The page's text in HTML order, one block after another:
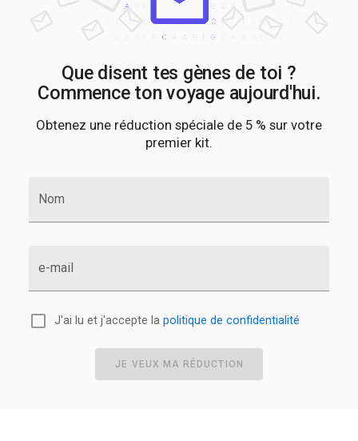
Que disent tes gènes de toi ?
Commence ton voyage aujourd'hui.
Obtenez une réduction spéciale de 5 % sur votre
premier kit.
Nom
e-mail
J'ai lu et j'accepte la politique de confidentialité
JE VEUX MA RÉDUCTION